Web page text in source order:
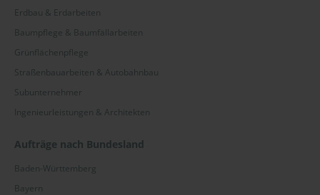
Erdbau & Erdarbeiten
Baumpflege & Baumfällarbeiten
Grünflächenpflege
Straßenbauarbeiten & Autobahnbau
Subunternehmer
Ingenieurleistungen & Architekten
Aufträge nach Bundesland
Baden-Württemberg
Bayern